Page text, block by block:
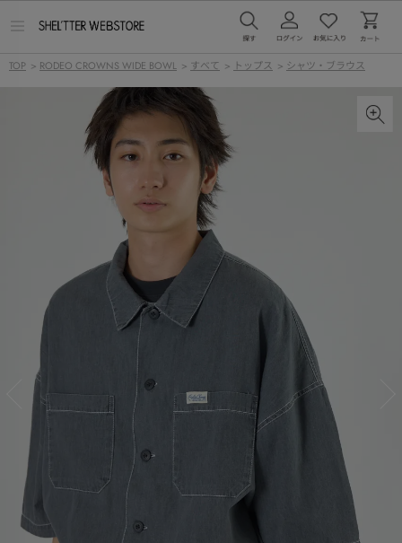
ー
TOP > RODEO CROWNS WIDE BOWL > すべて > トップス > シャツ・ブラウス